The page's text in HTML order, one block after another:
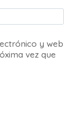
y web
vez que